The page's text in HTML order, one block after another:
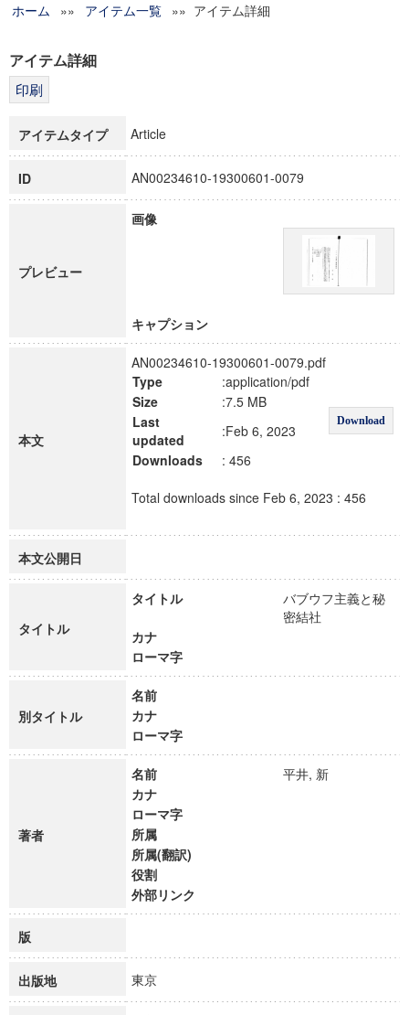
グローバルリサーチインスティテュート
科学研究費補助金研究成果報告書
博士課程教育リーディングプログラム「超成熟社会発展のサ
ホーム »» アイテム一覧 »» アイテム詳細
アイテム詳細
アイテムタイプ Article
ID AN00234610-19300601-0079
プレビュー
画像
キャプション
本文
AN00234610-19300601-0079.pdf
Type
:application/pdf
Download
Size
:7.5 MB
Last
updated
:Feb 6, 2023
Downloads
: 456
Total downloads since Feb 6, 2023 : 456
本文公開日
タイトル
タイトル
バブウフ主義と秘
密結社
カナ
ローマ字
別タイトル
名前
カナ
ローマ字
著者
名前
平井, 新
カナ
ローマ字
所属
所属(翻訳)
役割
外部リンク
版
出版地 東京